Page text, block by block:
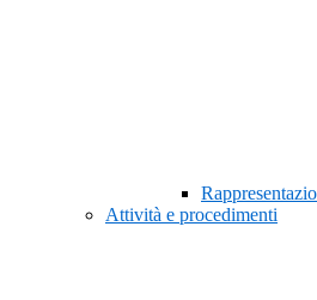
Attività e procedimenti